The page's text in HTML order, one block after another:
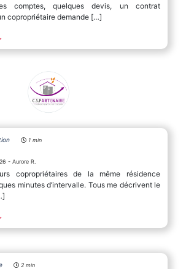
comptes, quelques devis, un contrat
copropriétaire demande […]
1 min
- Aurore R.
copropriétaires de la même résidence
minutes d’intervalle. Tous me décrivent le
2 min